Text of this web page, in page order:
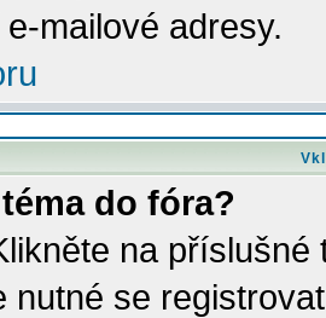
mailové adresy.
do fóra?
na
nutné se